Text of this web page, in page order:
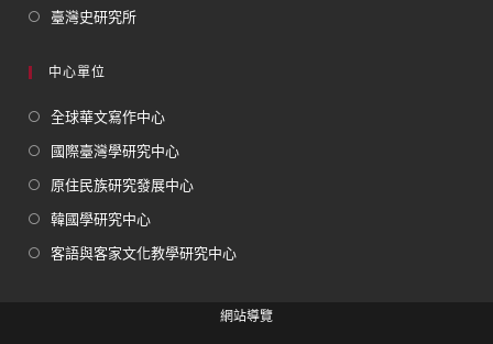
臺灣史研究所
中心單位
全球華文寫作中心
國際臺灣學研究中心
原住民族研究發展中心
韓國學研究中心
客語與客家文化教學研究中心
網站導覽